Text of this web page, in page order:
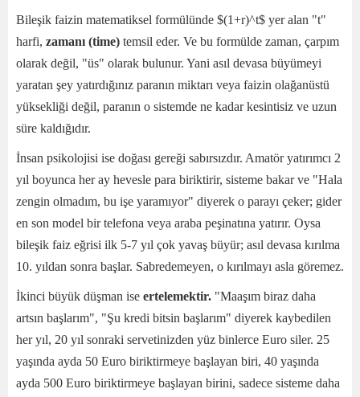
Bileşik faizin matematiksel formülünde $(1+r)^t$ yer alan "t"
harfi, zamanı (time) temsil eder. Ve bu formülde zaman, çarpım
olarak değil, "üs" olarak bulunur. Yani asıl devasa büyümeyi
yaratan şey yatırdığınız paranın miktarı veya faizin olağanüstü
yüksekliği değil, paranın o sistemde ne kadar kesintisiz ve uzun
süre kaldığıdır.
İnsan psikolojisi ise doğası gereği sabırsızdır. Amatör yatırımcı 2
yıl boyunca her ay hevesle para biriktirir, sisteme bakar ve "Hala
zengin olmadım, bu işe yaramıyor" diyerek o parayı çeker; gider
en son model bir telefona veya araba peşinatına yatırır. Oysa
bileşik faiz eğrisi ilk 5-7 yıl çok yavaş büyür; asıl devasa kırılma
10. yıldan sonra başlar. Sabredemeyen, o kırılmayı asla göremez.
İkinci büyük düşman ise ertelemektir. "Maaşım biraz daha
artsın başlarım", "Şu kredi bitsin başlarım" diyerek kaybedilen
her yıl, 20 yıl sonraki servetinizden yüz binlerce Euro siler. 25
yaşında ayda 50 Euro biriktirmeye başlayan biri, 40 yaşında
ayda 500 Euro biriktirmeye başlayan birini, sadece sisteme daha